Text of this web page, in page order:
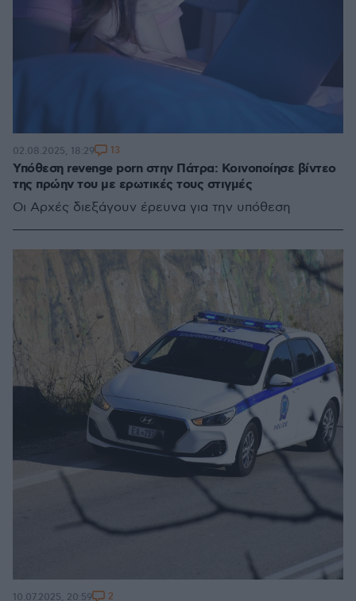
Υπόθεση revenge porn στην Πάτρα: Κοινοποίησε βίντεο
της πρώην του με ερωτικές τους στιγμές
Οι Αρχές διεξάγουν έρευνα για την υπόθεση
02.08.2025, 18:29 13
10.07.2025, 20:59 2